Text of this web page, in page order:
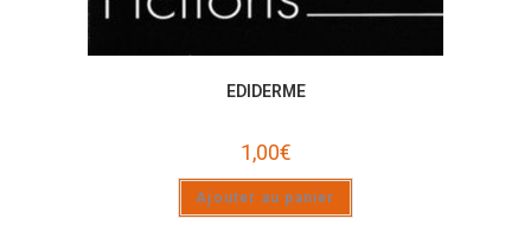
EDIDERME
1,00€
Ajouter au panier